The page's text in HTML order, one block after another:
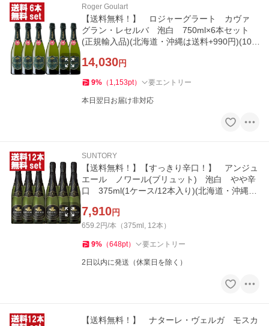
Roger Goulart
【送料無料！】 ロジャーグラート カヴァ
グラン・レセルバ 泡白 750ml×6本セット
(正規輸入品)(北海道・沖縄は送料+990円)(10-7
14,030円
9% （ 1,153pt） 要エントリー
本日翌日お届け非対応
SUNTORY
【送料無料！】【すっきり辛口！】 アンジュ
エール ノワール(ブリュット) 泡白 やや辛
口 375ml(1ケース/12本入り)(北海道・沖縄は
7,910円
659.2円/本（375ml, 12本）
9% （648pt） 要エントリー
2日以内に発送（休業日を除く）
【送料無料！】 ナターレ・ヴェルガ モスカ